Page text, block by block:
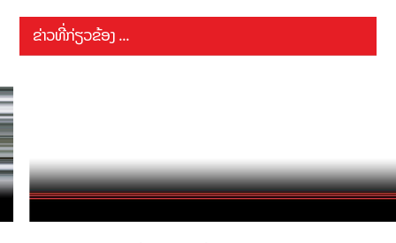
ຂ່າວທີ່ກ່ຽວຂ້ອງ ...